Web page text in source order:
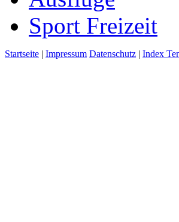
Sport Freizeit
Startseite | Impressum Datenschutz | Index